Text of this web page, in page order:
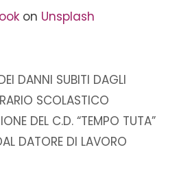
on Unsplash
DANNI SUBITI DAGLI
SCOLASTICO
DEL C.D. “TEMPO TUTA”
DATORE DI LAVORO